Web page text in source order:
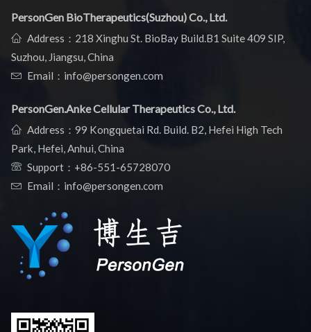
PersonGen BioTherapeutics(Suzhou) Co., Ltd.
Address：218 Xinghu St. BioBay Build.B1 Suite 409 SIP,
Suzhou, Jiangsu, China
Email：info@persongen.com
PersonGen.Anke Cellular Therapeutics Co., Ltd.
Address：99 Kongquetai Rd. Build. B2, Hefei High Tech
Park, Hefei, Anhui, China
Support： +86-551-65728070
Email：info@persongen.com